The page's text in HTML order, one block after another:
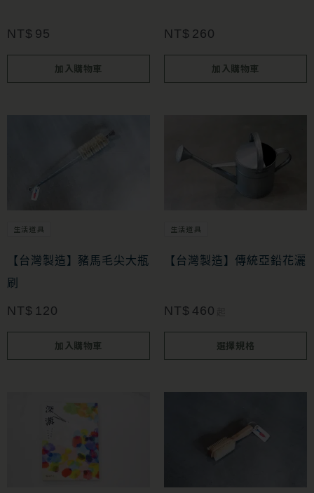
NT$ 95
加入購物車
NT$ 260
加入購物車
生活道具
【台灣製造】豬馬毛尖大瓶
刷
NT$ 120
加入購物車
生活道具
【台灣製造】傳統亞鉛花灑
NT$ 460
選擇規格
款
可
頁
選